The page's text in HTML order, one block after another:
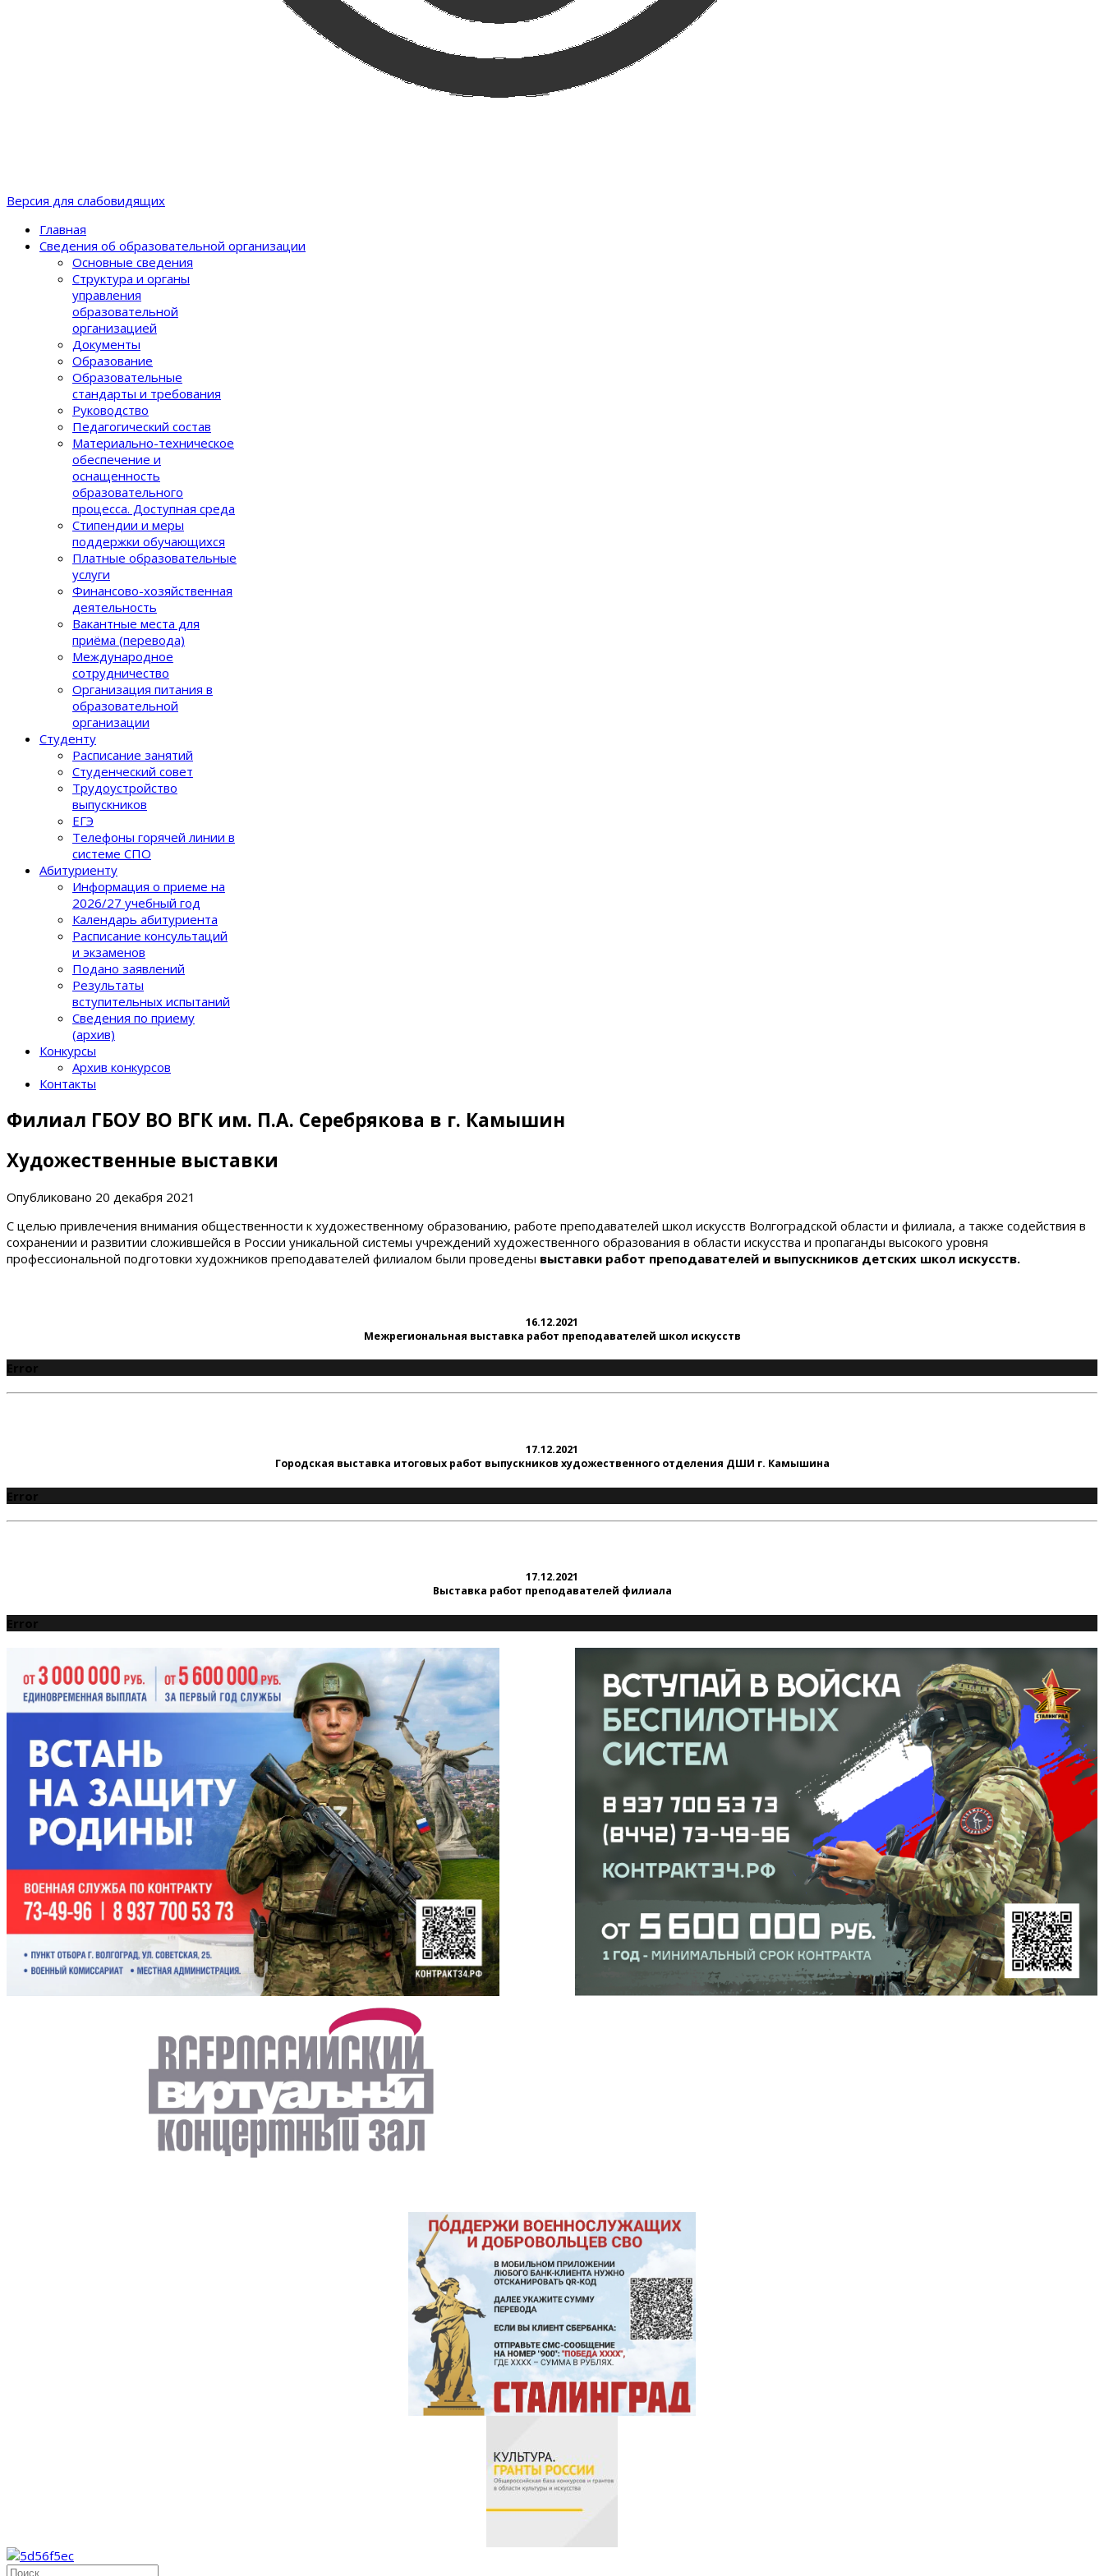
Версия для слабовидящих
Главная
Сведения об образовательной организации
Основные сведения
Структура и органы
управления
образовательной
организацией
Документы
Образование
Образовательные
стандарты и требования
Руководство
Педагогический состав
Материально-техническое
обеспечение и
оснащенность
образовательного
процеcса. Доступная среда
Стипендии и меры
поддержки обучающихся
Платные образовательные
услуги
Финансово-хозяйственная
деятельность
Вакантные места для
приёма (перевода)
Международное
сотрудничество
Организация питания в
образовательной
организации
Студенту
Расписание занятий
Студенческий совет
Трудоустройство
выпускников
ЕГЭ
Телефоны горячей линии в
системе СПО
Абитуриенту
Информация о приеме на
2026/27 учебный год
Календарь абитуриента
Расписание консультаций
и экзаменов
Подано заявлений
Результаты
вступительных испытаний
Сведения по приему
(архив)
Конкурсы
Архив конкурсов
Контакты
Филиал ГБОУ ВО ВГК им. П.А. Серебрякова в г. Камышин
Художественные выставки
Опубликовано 20 декабря 2021
С целью привлечения внимания общественности к художественному образованию, работе преподавателей школ искусств Волгоградской области и филиала, а также содействия в
сохранении и развитии сложившейся в России уникальной системы учреждений художественного образования в области искусства и пропаганды высокого уровня
профессиональной подготовки художников преподавателей филиалом были проведены выставки работ преподавателей и выпускников детских школ искусств.
16.12.2021
Межрегиональная выставка работ преподавателей школ искусств
Error
17.12.2021
Городская выставка итоговых работ выпускников художественного отделения ДШИ г. Камышина
Error
17.12.2021
Выставка работ преподавателей филиала
Error